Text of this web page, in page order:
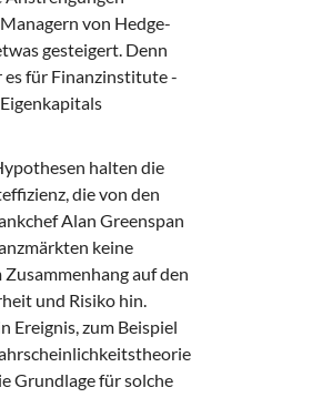
von Hedge-
gesteigert. Denn
es für Finanzinstitute -
halten die
die von den
Alan Greenspan
keine
auf den
und Risiko hin.
Ereignis, zum Beispiel
Grundlage für solche